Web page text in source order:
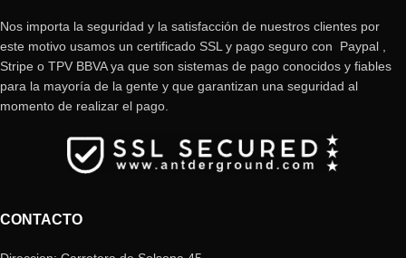
Nos importa la seguridad y la satisfacción de nuestros clientes por
este motivo usamos un certificado SSL y pago seguro con Paypal ,
Stripe o TPV BBVA ya que son sistemas de pago conocidos y fiables
para la mayoría de la gente y que garantizan una seguridad al
momento de realizar el pago.
CONTACTO